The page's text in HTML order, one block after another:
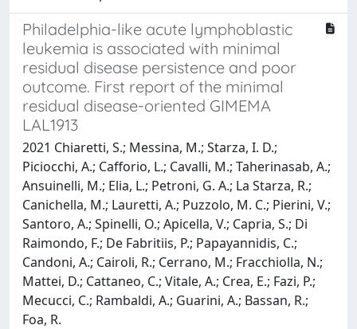
Philadelphia-like acute lymphoblastic
leukemia is associated with minimal
residual disease persistence and poor
outcome. First report of the minimal
residual disease-oriented GIMEMA
LAL1913
2021 Chiaretti, S.; Messina, M.; Starza, I. D.;
Piciocchi, A.; Cafforio, L.; Cavalli, M.; Taherinasab, A.;
Ansuinelli, M.; Elia, L.; Petroni, G. A.; La Starza, R.;
Canichella, M.; Lauretti, A.; Puzzolo, M. C.; Pierini, V.;
Santoro, A.; Spinelli, O.; Apicella, V.; Capria, S.; Di
Raimondo, F.; De Fabritiis, P.; Papayannidis, C.;
Candoni, A.; Cairoli, R.; Cerrano, M.; Fracchiolla, N.;
Mattei, D.; Cattaneo, C.; Vitale, A.; Crea, E.; Fazi, P.;
Mecucci, C.; Rambaldi, A.; Guarini, A.; Bassan, R.;
Foa, R.